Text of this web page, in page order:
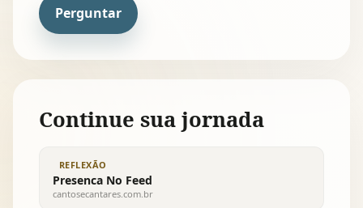
Perguntar
Continue sua jornada
REFLEXÃO
Presenca No Feed
cantosecantares.com.br